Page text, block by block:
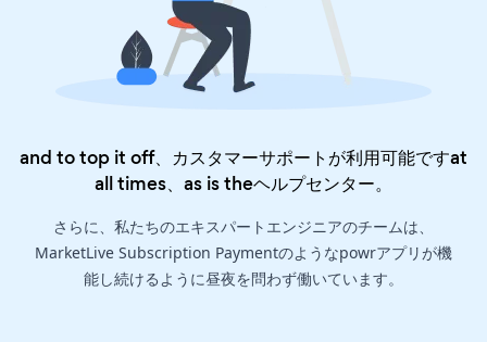
and to top it off、カスタマーサポートが利用可能ですat
all times、as is theヘルプセンター。
さらに、私たちのエキスパートエンジニアのチームは、
MarketLive Subscription Paymentのようなpowrアプリが機
能し続けるように昼夜を問わず働いています。